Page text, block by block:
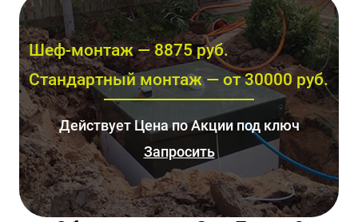
Шеф-монтаж — 8875 руб.
Стандартный монтаж — от 30000 руб.
Действует Цена по Акции под ключ
Запросить